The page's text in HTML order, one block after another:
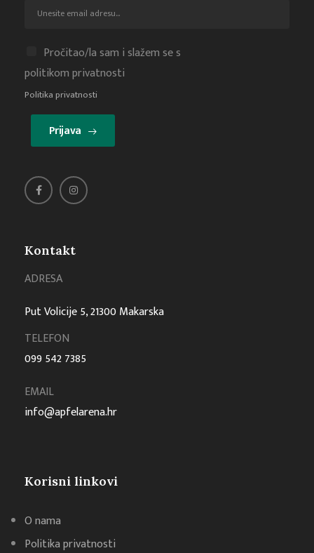
Kontakt
ADRESA
Put Volicije 5, 21300 Makarska
TELEFON
099 542 7385
EMAIL
info@apfelarena.hr
Korisni linkovi
O nama
Politika privatnosti
Pročitao/la sam i slažem se s
politikom privatnosti
Politika privatnosti
Prijava